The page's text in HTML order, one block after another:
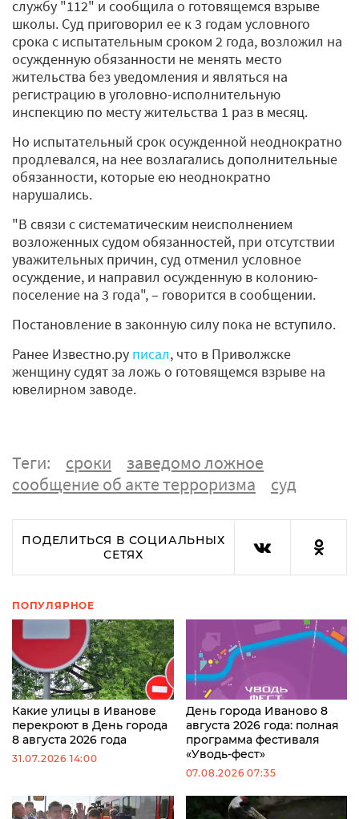
службу "112" и сообщила о готовящемся взрыве
школы. Суд приговорил ее к 3 годам условного
срока с испытательным сроком 2 года, возложил на
осужденную обязанности не менять место
жительства без уведомления и являться на
регистрацию в уголовно-исполнительную
инспекцию по месту жительства 1 раз в месяц.
Но испытательный срок осужденной неоднократно
продлевался, на нее возлагались дополнительные
обязанности, которые ею неоднократно
нарушались.
"В связи с систематическим неисполнением
возложенных судом обязанностей, при отсутствии
уважительных причин, суд отменил условное
осуждение, и направил осужденную в колонию-
поселение на 3 года", – говорится в сообщении.
Постановление в законную силу пока не вступило.
Ранее Известно.ру писал, что в Приволжске
женщину судят за ложь о готовящемся взрыве на
ювелирном заводе.
Теги: сроки
заведомо ложное
сообщение об акте терроризма
суд
ПОДЕЛИТЬСЯ В СОЦИАЛЬНЫХ
СЕТЯХ
ПОПУЛЯРНОЕ
Какие улицы в Иванове
перекроют в День города
8 августа 2026 года
31.07.2026 14:00
День города Иваново 8
августа 2026 года: полная
программа фестиваля
«Уводь-фест»
07.08.2026 07:35